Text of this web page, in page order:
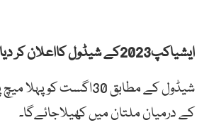
ایشیاکپ2023کے شیڈول کااعلان کر دیا گیا ہے۔
شیڈول کے مطابق 30اگست کو
کے درمیان ملتان میں کھیلاجائےگا۔